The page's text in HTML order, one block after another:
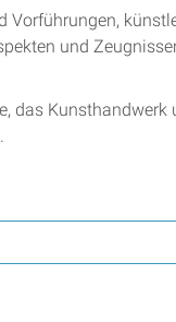
Vorführungen,
und
das Kunsthandwerk